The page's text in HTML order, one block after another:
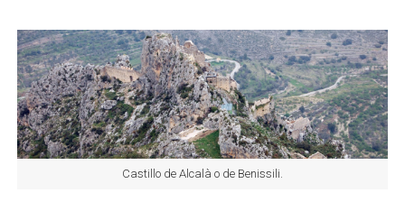
Castillo de Alcalà o de Benissili.